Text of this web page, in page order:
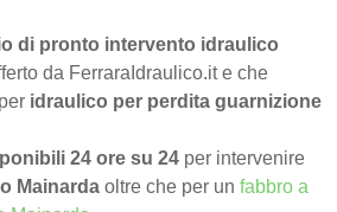
di pronto intervento idraulico
da FerraraIdraulico.it e che
idraulico per perdita guarnizione
24 ore su 24 per intervenire
Mainarda oltre che per un fabbro a